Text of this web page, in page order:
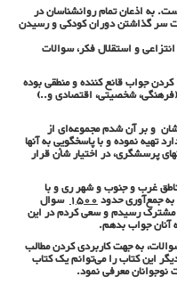
به اذعان تمام روانشناسان در
سر گذاشتن دوران کودکی و رسیدن
و استقلال فکر، سوالات
جواب قانع کننده و منطقی بوده
شخصیتی، اقتصادی و..)
و بر آن شدم مجموعه‌ای از
تهیه نموده و با پاسخگویی به آنها
پرسشگری، در اختیار شأن قرار
غرب و جنوب و شهر ری و با
جمع‌آوری حدود1500سوال
رسیدم و سعی کردم در این
آنان جواب بدهم.
به جهت کاربردی کردن مطالب
این کتاب را می‌توانم یک کتاب
معرفی نمود.